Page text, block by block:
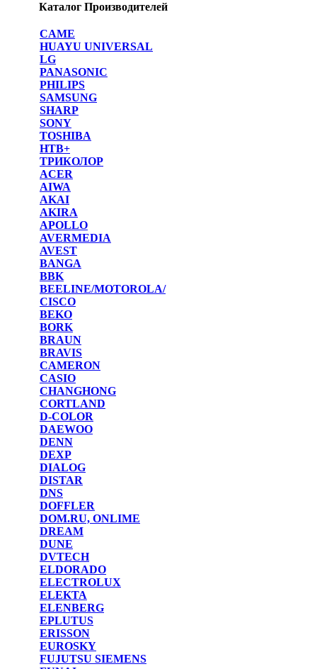
Каталог Производителей
CAME
HUAYU UNIVERSAL
LG
PANASONIC
PHILIPS
SAMSUNG
SHARP
SONY
TOSHIBA
НТВ+
ТРИКОЛОР
ACER
AIWA
AKAI
AKIRA
APOLLO
AVERMEDIA
AVEST
BANGA
BBK
BEELINE/MOTOROLA/
CISCO
BEKO
BORK
BRAUN
BRAVIS
CAMERON
CASIO
CHANGHONG
CORTLAND
D-COLOR
DAEWOO
DENN
DEXP
DIALOG
DISTAR
DNS
DOFFLER
DOM.RU, ONLIME
DREAM
DUNE
DVTECH
ELDORADO
ELECTROLUX
ELEKTA
ELENBERG
EPLUTUS
ERISSON
EUROSKY
FUJUTSU SIEMENS